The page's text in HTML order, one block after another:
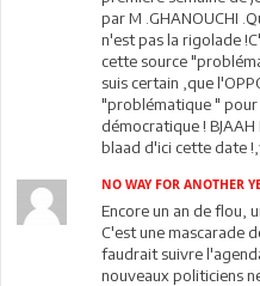
par M .GHANOUCHI
n'est pas la rigolade
cette source
suis certain ,que
"problématique " pour
démocratique !
blaad d'ici cette date
NO WAY FOR ANOTHER
Encore un an de flou,
C'est une mascarade
faudrait suivre
nouveaux politiciens